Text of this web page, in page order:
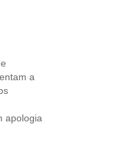
a
apologia